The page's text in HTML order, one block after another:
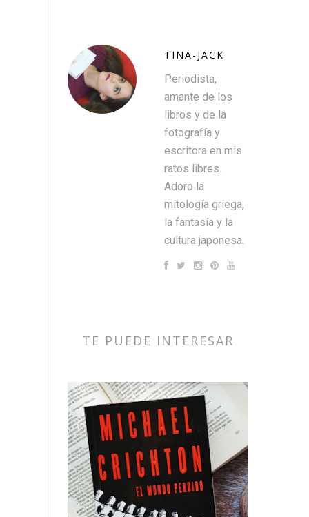
TINA-JACK
Periodista,
amante de los
libros y de la
fotografía y
escritora en mis
ratos libres.
Adoro la
mitología griega,
la fantasía y la
cultura japonesa.
TE PUEDE INTERESAR